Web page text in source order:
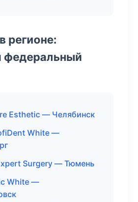
регионе:
федеральный
Esthetic — Челябинск
White —
Surgery — Тюмень
White —